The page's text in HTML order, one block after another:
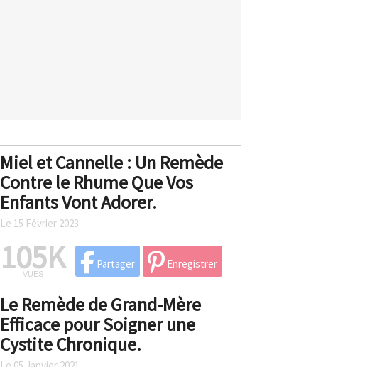
Miel et Cannelle : Un Remède
Contre le Rhume Que Vos
Enfants Vont Adorer.
Le 15 Février 2023
105K
VUES
Partager Enregistrer
Le Remède de Grand-Mère
Efficace pour Soigner une
Cystite Chronique.